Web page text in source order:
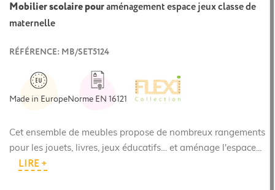
Mobilier scolaire pouraménagement espace jeux classe de
maternelle
RÉFÉRENCE: MB/SET5124
Made in EuropeNorme EN 16121
Cet ensemble de meubles propose de nombreux rangements
pour les jouets, livres, jeux éducatifs… et aménage l'espace...
LIRE +